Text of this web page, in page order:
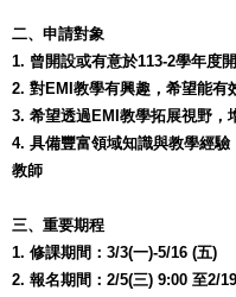
二、 申請對象
1. 曾開設或有意於113-2學年度
2. 對EMI教學有興趣，希望能有
3. 希望透過EMI教學拓展視野，
4. 具備豐富領域知識與教學經
教師
三、 重要期程
1. 修課期間： 3/3(一)-5/16 (五)
2. 報名期間： 2/5(三) 9:00 至2/